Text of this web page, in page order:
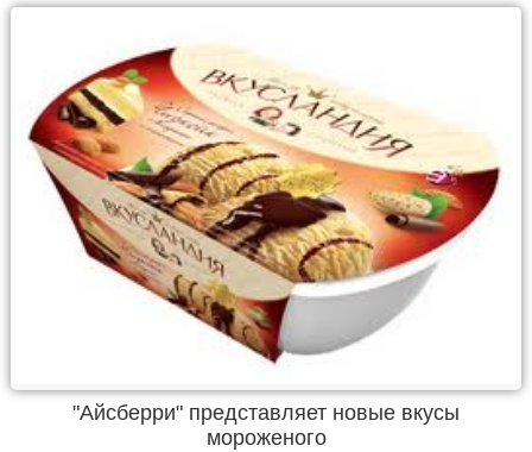
"Айсберри" представляет новые вкусы
мороженого